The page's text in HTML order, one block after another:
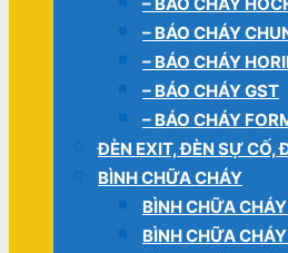
– BÁO CHÁY
– BÁO CHÁY
– BÁO CHÁY GST
– BÁO CHÁY
ĐÈN EXIT, ĐÈN SỰ CỐ,
BÌNH CHỮA CHÁY
BÌNH CHỮA
BÌNH CHỮA